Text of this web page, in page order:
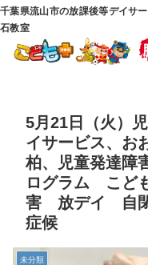
千葉県流山市の放課後等デイサ
石教室
5月21日（火）
イサービス、お
柏、児童発達
ログラム こど
害 放デイ 自
症候
未分類